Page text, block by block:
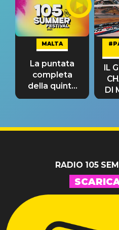
MALTA
La puntata
completa
della quinta
tappa
IL
DI
RADIO 105